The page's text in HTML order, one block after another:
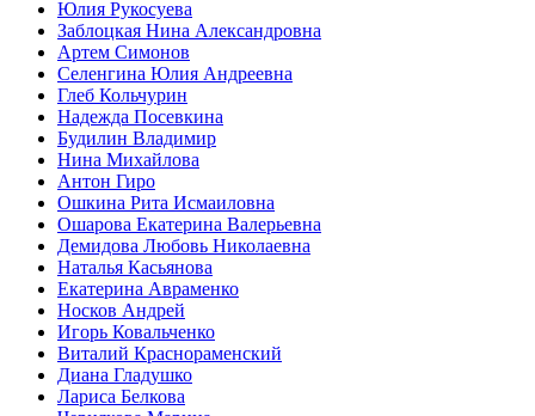
Юлия Рукосуева
Заблоцкая Нина Александровна
Артем Симонов
Селенгина Юлия Андреевна
Глеб Кольчурин
Надежда Посевкина
Будилин Владимир
Нина Михайлова
Антон Гиро
Ошкина Рита Исмаиловна
Ошарова Екатерина Валерьевна
Демидова Любовь Николаевна
Наталья Касьянова
Екатерина Авраменко
Носков Андрей
Игорь Ковальченко
Виталий Краснораменский
Диана Гладушко
Лариса Белкова